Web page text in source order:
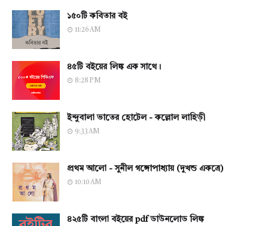
১৫০টি কবিতার বই
11:26 AM
৪৫টি বইয়ের লিঙ্ক এক সাথে।
8:28 PM
ইন্দুবালা ভাতের হোটেল - কল্লোল লাহিড়ী
9:33 AM
প্রথম আলো - সুনীল গঙ্গোপাধ্যায় (দুখন্ড একত্রে)
10:10 AM
৪২৫টি বাংলা বইয়ের pdf ডাউনলোড লিঙ্ক